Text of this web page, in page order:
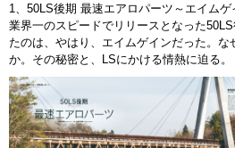
1、50LS後期 最速エアロパーツ～エイムゲ
業界一のスピードでリリースとなった
たのは、やはり、エイムゲインだった。
か。その秘密と、LSにかける情熱に迫る。